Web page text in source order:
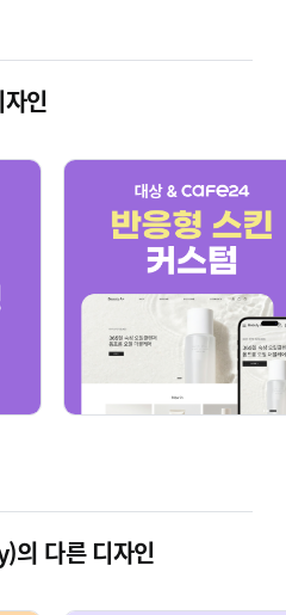
또는 전체/부분적인 수정
핑몰 요소 변경
배너 이미지의 변경,
인
의 다른 디자인